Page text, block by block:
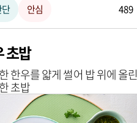
안심 489
초밥
한우를 얇게 썰어 밥 위에 올린
초밥